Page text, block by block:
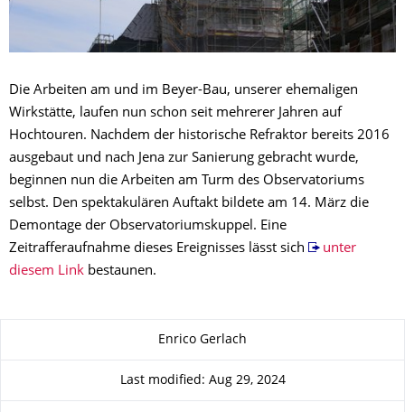
Die Arbeiten am und im Beyer-Bau, unserer ehemaligen
Wirkstätte, laufen nun schon seit mehrerer Jahren auf
Hochtouren. Nachdem der historische Refraktor bereits 2016
ausgebaut und nach Jena zur Sanierung gebracht wurde,
beginnen nun die Arbeiten am Turm des Observatoriums
selbst. Den spektakulären Auftakt bildete am 14. März die
Demontage der Observatoriumskuppel. Eine
Zeitrafferaufnahme dieses Ereignisses lässt sich
unter
diesem Link bestaunen.
Enrico Gerlach
Last modified: Aug 29, 2024